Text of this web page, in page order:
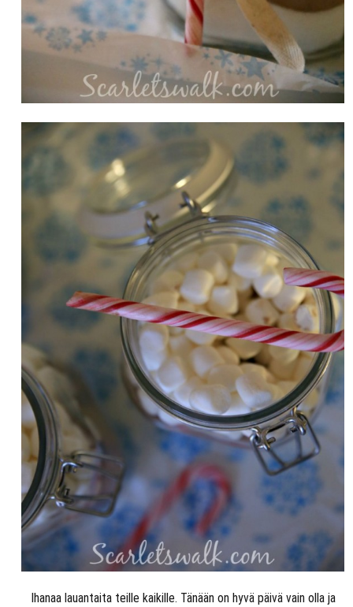
Ihanaa lauantaita teille kaikille. Tänään on hyvä päivä vain olla ja